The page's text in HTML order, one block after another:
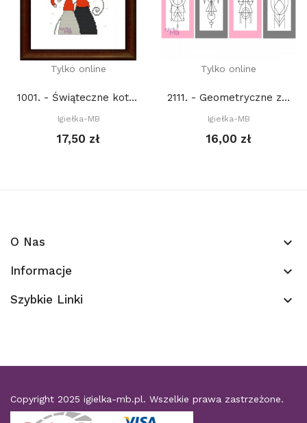
Tylko online
1001. - Świąteczne koty (PDF)
Igiełka-MB
17,50 zł
Tylko online
2111. - Geometryczne zakładki 3. (PDF)
Igiełka-MB
16,00 zł
O Nas keyboard_arrow_down
Informacje keyboard_arrow_down
Szybkie Linki keyboard_arrow_down
Copyright 2025 igielka-mb.pl. Wszelkie prawa zastrzeżone.